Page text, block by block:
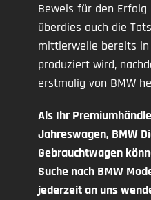
Beweis für den Erfolg
überdies auch die
mittlerweile bereits
produziert wird,
erstmalig von BMW
Als Ihr
Jahreswagen, BMW
Gebrauchtwagen
Suche nach BMW
jederzeit an uns